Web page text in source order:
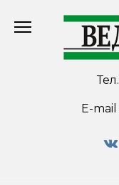
Тел.
E-mail